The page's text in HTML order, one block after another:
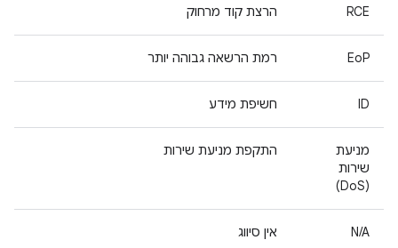
RCE הרצת קוד מרחוק
EoP רמת הרשאה גבוהה יותר
ID חשיפת מידע
מניעת
שירות
(DoS)
התקפת מניעת שירות
N/A אין סיווג